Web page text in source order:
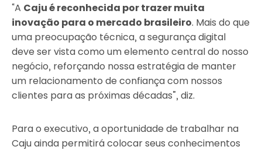
“A Caju é reconhecida por trazer muita
inovação para o mercado brasileiro. Mais do que
uma preocupação técnica, a segurança digital
deve ser vista como um elemento central do nosso
negócio, reforçando nossa estratégia de manter
um relacionamento de confiança com nossos
clientes para as próximas décadas”, diz.
Para o executivo, a oportunidade de trabalhar na
Caju ainda permitirá colocar seus conhecimentos